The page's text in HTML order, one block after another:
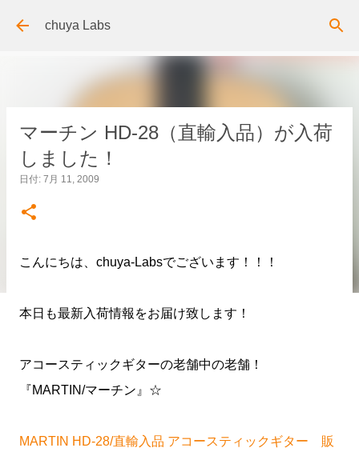
スキップしてメイン コンテンツに移動
chuya Labs
マーチン HD-28（直輸入品）が入荷
しました！
日付: 7月 11, 2009
こんにちは、chuya-Labsでございます！！！
本日も最新入荷情報をお届け致します！
アコースティックギターの老舗中の老舗！
『MARTIN/マーチン』☆
MARTIN HD-28/直輸入品 アコースティックギター 販